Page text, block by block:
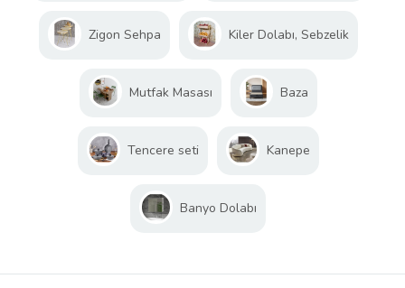
Zigon Sehpa Kiler Dolabı, Sebzelik
Mutfak Masası Baza
Tencere seti Kanepe
Banyo Dolabı